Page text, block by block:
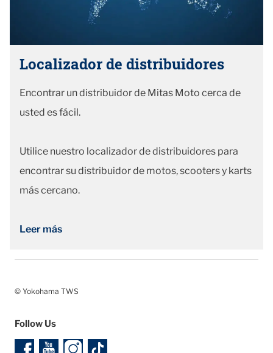
Localizador de distribuidores
Encontrar un distribuidor de Mitas Moto cerca de
usted es fácil.
Utilice nuestro localizador de distribuidores para
encontrar su distribuidor de motos, scooters y karts
más cercano.
Leer más
© Yokohama TWS
Follow Us